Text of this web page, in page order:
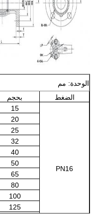
الوحدة: مم
الضغط
بحجم
PN16
15
20
25
32
40
50
65
80
100
125